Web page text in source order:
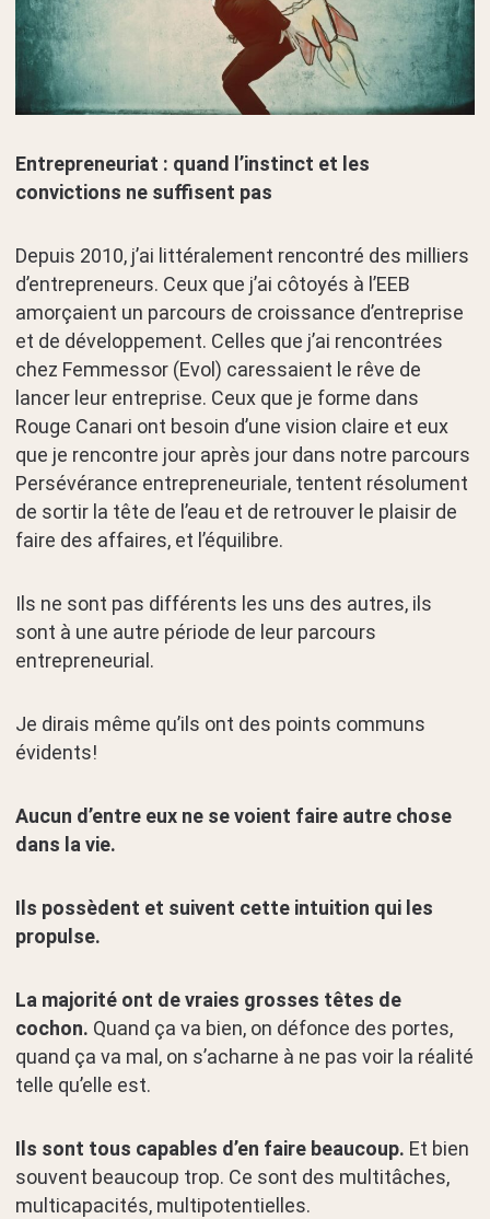
Entrepreneuriat : quand l’instinct et les
convictions ne suffisent pas
Depuis 2010, j’ai littéralement rencontré des milliers
d’entrepreneurs. Ceux que j’ai côtoyés à l’EEB
amorçaient un parcours de croissance d’entreprise
et de développement. Celles que j’ai rencontrées
chez Femmessor (Evol) caressaient le rêve de
lancer leur entreprise. Ceux que je forme dans
Rouge Canari ont besoin d’une vision claire et eux
que je rencontre jour après jour dans notre parcours
Persévérance entrepreneuriale, tentent résolument
de sortir la tête de l’eau et de retrouver le plaisir de
faire des affaires, et l’équilibre.
Ils ne sont pas différents les uns des autres, ils
sont à une autre période de leur parcours
entrepreneurial.
Je dirais même qu’ils ont des points communs
évidents!
Aucun d’entre eux ne se voient faire autre chose
dans la vie.
Ils possèdent et suivent cette intuition qui les
propulse.
La majorité ont de vraies grosses têtes de
cochon. Quand ça va bien, on défonce des portes,
quand ça va mal, on s’acharne à ne pas voir la réalité
telle qu’elle est.
Ils sont tous capables d’en faire beaucoup. Et bien
souvent beaucoup trop. Ce sont des multitâches,
multicapacités, multipotentielles.